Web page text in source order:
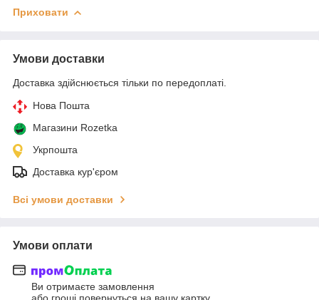
Приховати
Умови доставки
Доставка здійснюється тільки по передоплаті.
Нова Пошта
Магазини Rozetka
Укрпошта
Доставка кур'єром
Всі умови доставки
Умови оплати
Ви отримаєте замовлення